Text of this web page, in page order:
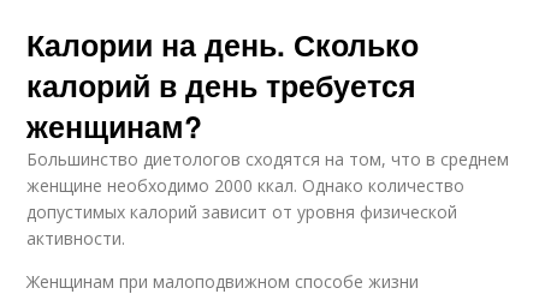
Калории на день. Сколько
калорий в день требуется
женщинам?
Большинство диетологов сходятся на том, что в среднем
женщине необходимо 2000 ккал. Однако количество
допустимых калорий зависит от уровня физической
активности.
Женщинам при малоподвижном способе жизни